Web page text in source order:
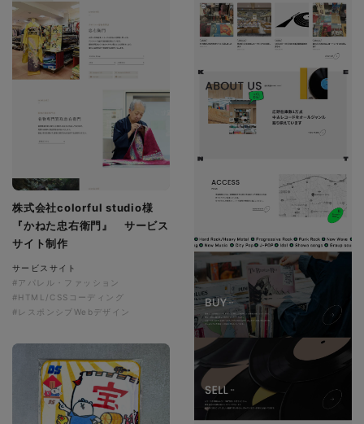
株式会社colorful studio様
『かねた忠右衛門』 サービス
サイト制作
サービスサイト
#アパレル・ファッション
#HTML/CSSコーディング
#レスポンシブWebデザイン